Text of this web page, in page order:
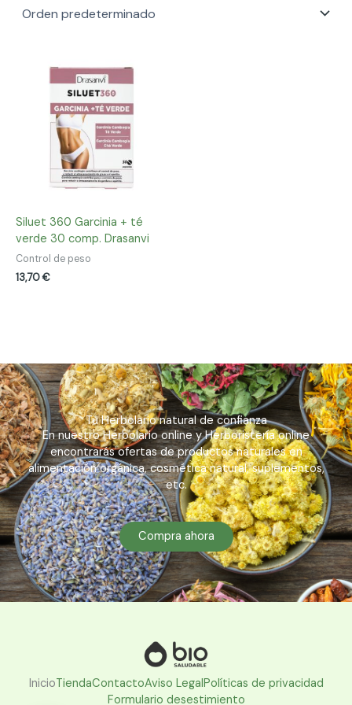
Siluet 360 Garcinia + té
verde 30 comp. Drasanvi
Control de peso
13,70€
Tu Herbolario natural de confianza
En nuestro Herbolario online y Herboristería online
encontrarás ofertas de productos naturales en
alimentación orgánica, cosmética natural, suplementos,
etc.
Compra ahora
InicioTiendaContactoAviso LegalPolíticas de privacidad
Formulario desestimiento